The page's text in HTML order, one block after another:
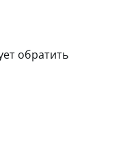
обратить